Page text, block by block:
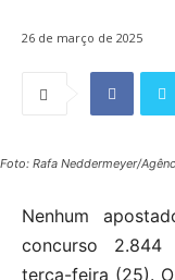
26 de março de 2025
Foto: Rafa Neddermeyer/
Nenhum
concurso 2.844
terça-feira (25).